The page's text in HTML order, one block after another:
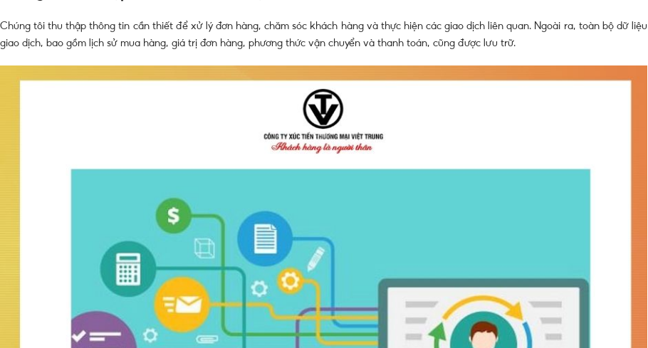
Chúng tôi thu thập thông tin cần thiết để xử lý đơn hàng, chăm sóc khách hàng và thực hiện các giao dịch liên quan. Ngoài ra, toàn bộ dữ liệu
giao dịch, bao gồm lịch sử mua hàng, giá trị đơn hàng, phương thức vận chuyển và thanh toán, cũng được lưu trữ.